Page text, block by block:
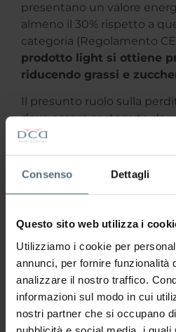
Consenso Dettagli
Questo sito web utilizza i
Utilizziamo i cookie per
annunci, per fornire funzionalità
analizzare il nostro traffico.
informazioni sul modo in cui
nostri partner che si occupano
presentano un valore
almeno il 30% rispetto a
categoria (Regolamento
prodotto light si ottiene
riducendo grassi e
Il presunto ruolo sulla
deve essere sostenuto da
valutazione delle
prodotto, in quantose pur
presenti potrebbero
consumarne quantità
indotto dall’alimentolight.
Diffidare dai suggerimenti
a fonti ufficiali è
in salute. Un peso corporeo